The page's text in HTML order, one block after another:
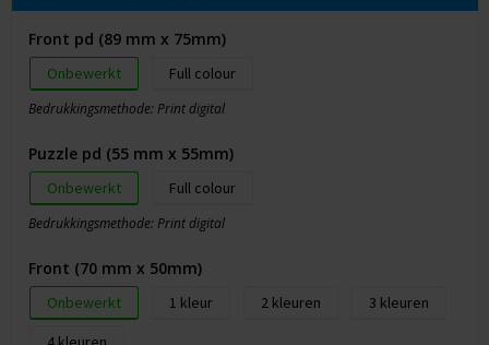
Front pd (89 mm x 75mm)
Onbewerkt Full colour
Bedrukkingsmethode: Print digital
Puzzle pd (55 mm x 55mm)
Onbewerkt Full colour
Bedrukkingsmethode: Print digital
Front (70 mm x 50mm)
Onbewerkt 1 2
3